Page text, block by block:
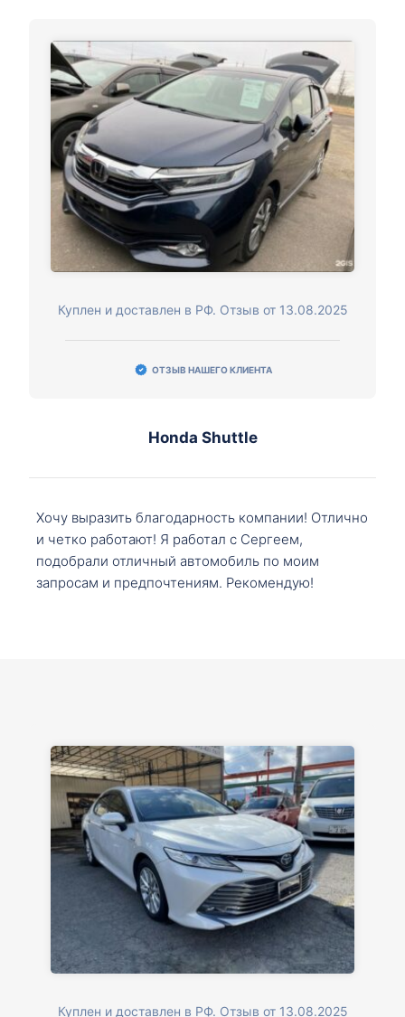
Куплен и доставлен в РФ. Отзыв от 13.08.2025
ОТЗЫВ НАШЕГО КЛИЕНТА
Honda Shuttle
Хочу выразить благодарность компании! Отлично
и четко работают! Я работал с Сергеем,
подобрали отличный автомобиль по моим
запросам и предпочтениям. Рекомендую!
Куплен и доставлен в РФ. Отзыв от 13.08.2025